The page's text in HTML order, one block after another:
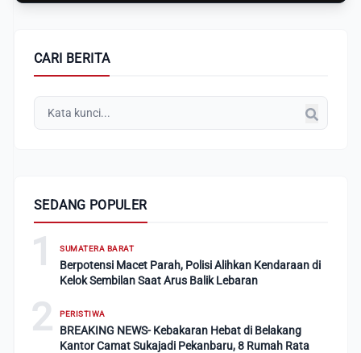
CARI BERITA
SEDANG POPULER
1 SUMATERA BARAT
Berpotensi Macet Parah, Polisi Alihkan Kendaraan di
Kelok Sembilan Saat Arus Balik Lebaran
2 PERISTIWA
BREAKING NEWS- Kebakaran Hebat di Belakang
Kantor Camat Sukajadi Pekanbaru, 8 Rumah Rata